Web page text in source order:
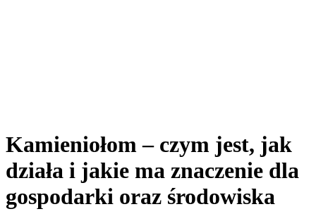
Kamieniołom – czym jest, jak
działa i jakie ma znaczenie dla
gospodarki oraz środowiska